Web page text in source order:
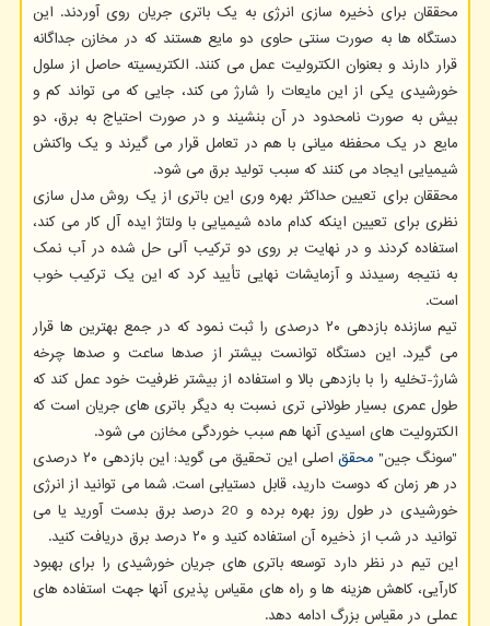
محققان برای ذخیره سازی انرژی به یک باتری جریان روی آوردند. این
دستگاه ها به صورت سنتی حاوی دو مایع هستند که در مخازن جداگانه
قرار دارند و بعنوان الکترولیت عمل می کنند. الکتریسیته حاصل از سلول
خورشیدی یکی از این مایعات را شارژ می کند، جایی که می تواند کم و
بیش به صورت نامحدود در آن بنشیند و در صورت احتیاج به برق، دو
مایع در یک محفظه میانی با هم در تعامل قرار می گیرند و یک واکنش
شیمیایی ایجاد می کنند که سبب تولید برق می شود.
محققان برای تعیین حداکثر بهره وری این باتری از یک روش مدل سازی
نظری برای تعیین اینکه کدام ماده شیمیایی با ولتاژ ایده آل کار می کند،
استفاده کردند و در نهایت بر روی دو ترکیب آلی حل شده در آب نمک
به نتیجه رسیدند و آزمایشات نهایی تأیید کرد که این یک ترکیب خوب
است.
تیم سازنده بازدهی ۲۰ درصدی را ثبت نمود که در جمع بهترین ها قرار
می گیرد. این دستگاه توانست بیشتر از صدها ساعت و صدها چرخه
شارژ-تخلیه را با بازدهی بالا و استفاده از بیشتر ظرفیت خود عمل کند که
طول عمری بسیار طولانی تری نسبت به دیگر باتری های جریان است که
الکترولیت های اسیدی آنها هم سبب خوردگی مخازن می شود.
"سونگ جین" محقق
اصلی این تحقیق می گوید: این بازدهی ۲۰ درصدی
در هر زمان که دوست دارید، قابل دستیابی است. شما می توانید از انرژی
خورشیدی در طول روز بهره برده و 20 درصد برق بدست آورید یا می
توانید در شب از ذخیره آن استفاده کنید و ۲۰ درصد برق دریافت کنید.
این تیم در نظر دارد توسعه باتری های جریان خورشیدی را برای بهبود
کارآیی، کاهش هزینه ها و راه های مقیاس پذیری آنها جهت استفاده های
عملی در مقیاس بزرگ ادامه دهد.